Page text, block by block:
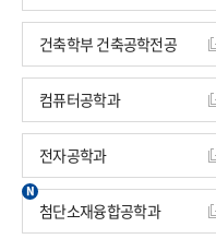
건축학부 건축공학전공
컴퓨터공학과
전자공학과
첨단소재융합공학과